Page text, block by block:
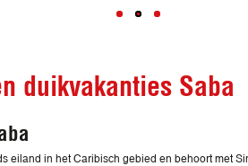
duikvakanties Saba
eiland in het Caribisch gebied en behoort met